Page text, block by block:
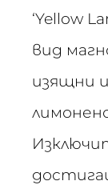
‘Yellow
вид
изящни